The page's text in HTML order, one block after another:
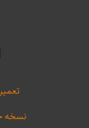
نسخه